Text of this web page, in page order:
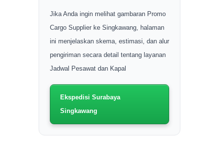
Jika Anda ingin melihat gambaran Promo
Cargo Supplier ke Singkawang, halaman
ini menjelaskan skema, estimasi, dan alur
pengiriman secara detail tentang layanan
Jadwal Pesawat dan Kapal
Ekspedisi Surabaya
Singkawang